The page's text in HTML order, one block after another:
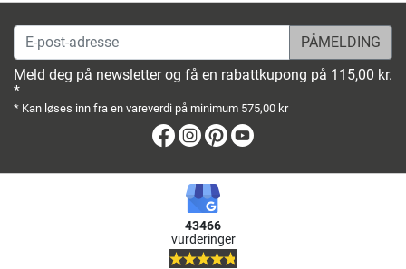
E-post-adresse
Meld deg på newsletter og få en rabattkupong på 115,00 kr.
*
* Kan løses inn fra en vareverdi på minimum 575,00 kr
Facebook
Instagram
Pinterest
43466
vurderinger